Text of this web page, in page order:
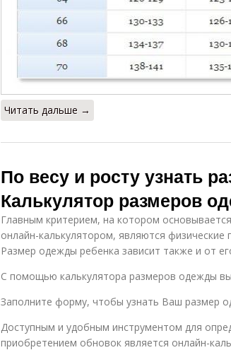
Читать дальше →
По весу и росту узнать
Калькулятор размеров
Главным критерием, на котором
онлайн-калькулятором, являются
Размер одежды ребенка зависит также и от
С помощью калькулятора размеров одежды
Заполните форму, чтобы узнать Ваш размер
Доступным и удобным инструментом для
приобретением обновок является онлайн-